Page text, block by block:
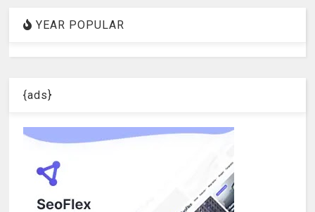
YEAR POPULAR
{ads}